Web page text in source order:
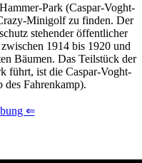
Park (Caspar-Voght-
Minigolf zu finden. Der
stehender öffentlicher
1914 bis 1920 und
Bäumen. Das Teilstück der
führt, ist die Caspar-Voght-
des Fahrenkamp).
⇐